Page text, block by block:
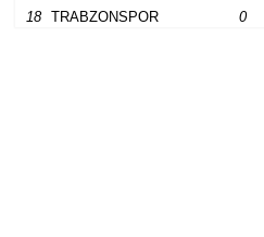
18
TRABZONSPOR 0